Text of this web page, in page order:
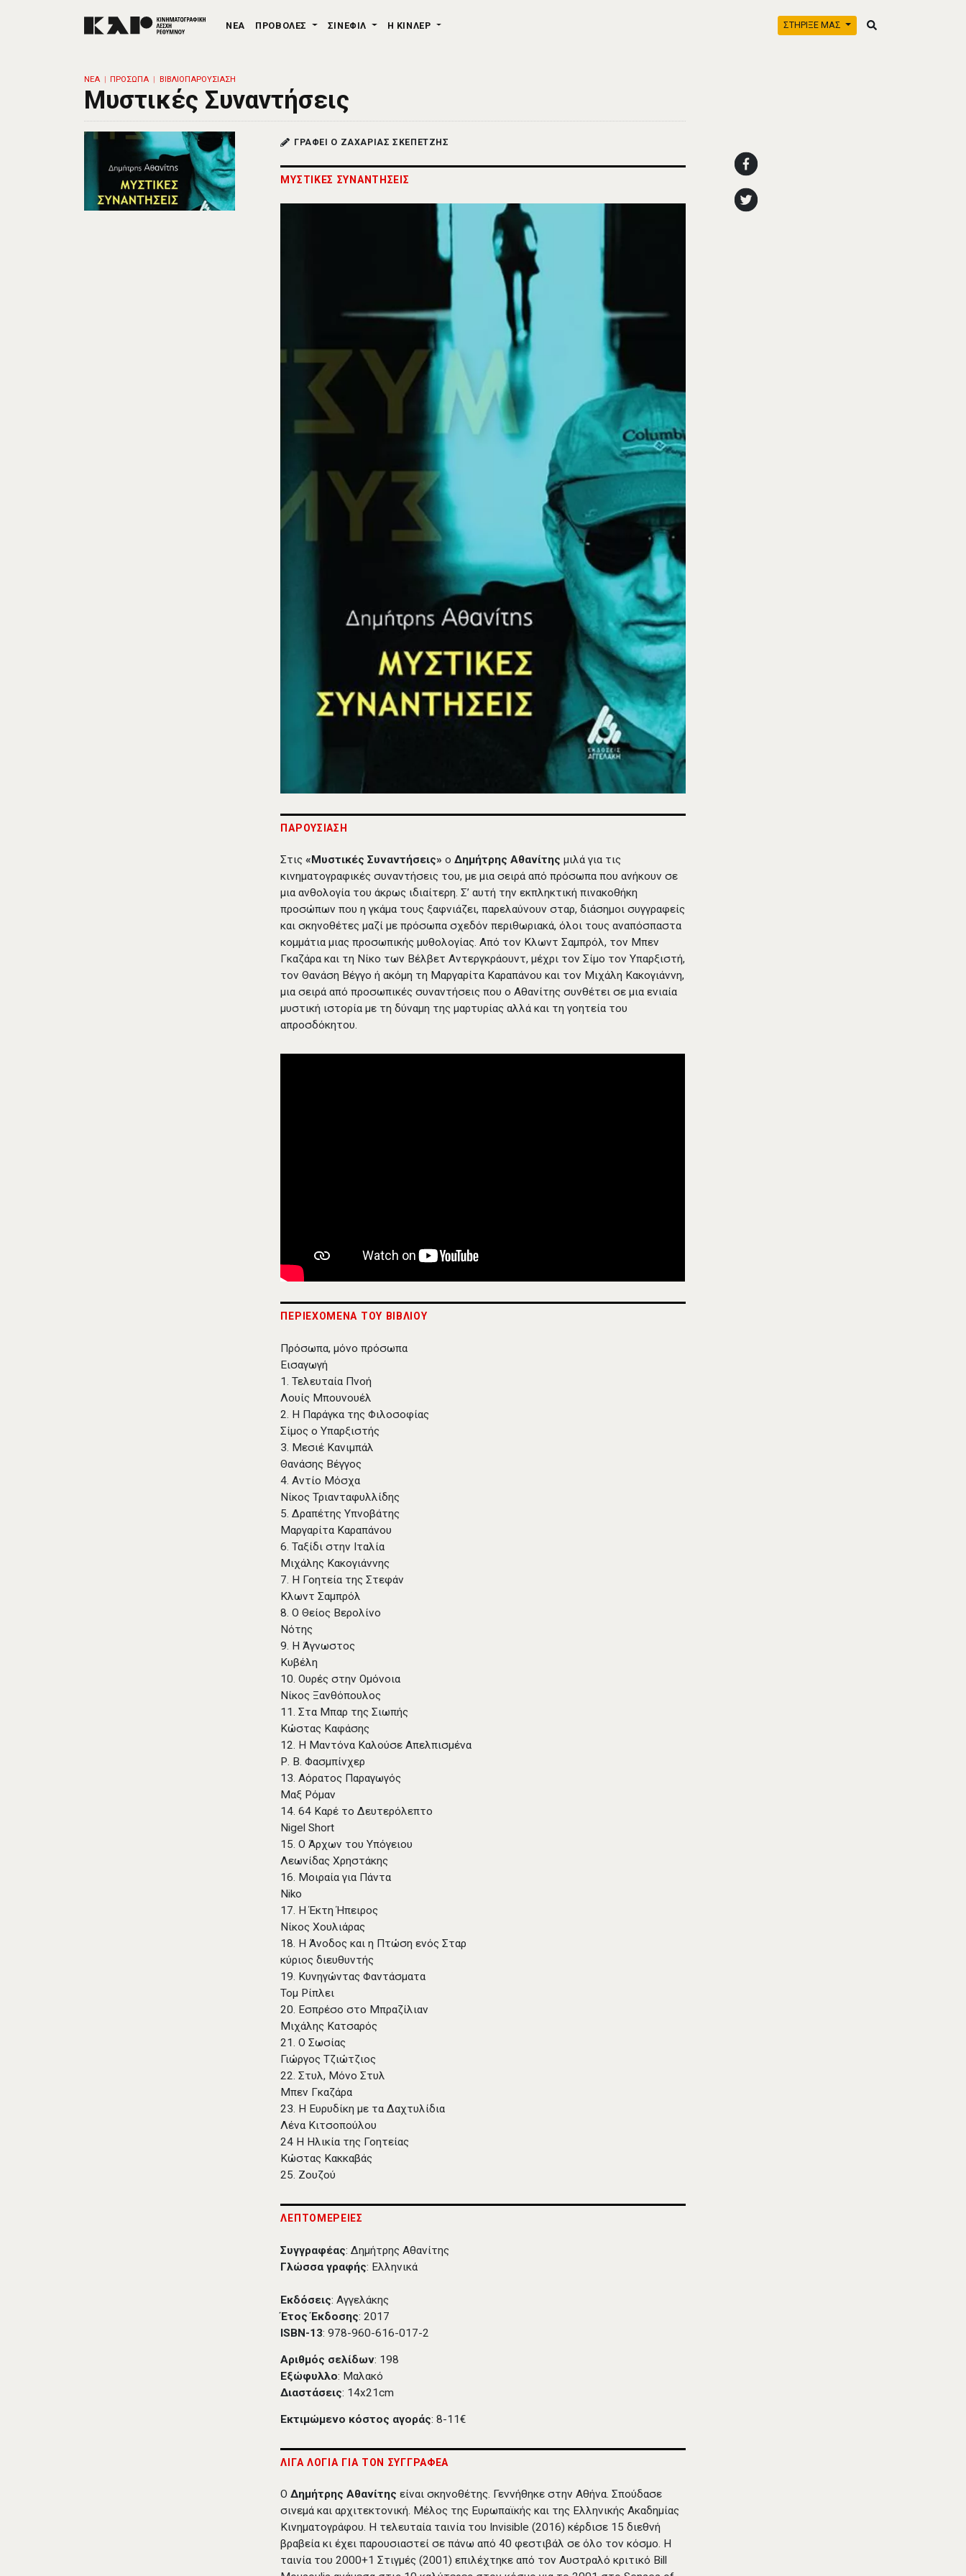
ΝΕΑ ΠΡΟΒΟΛΕΣ ΣΙΝΕΦΙΛ Η ΚΙΝΛΕΡ ΣΤΗΡΙΞΕ ΜΑΣ
ΝΕΑ ΠΡΟΣΩΠΑ ΒΙΒΛΙΟΠΑΡΟΥΣΙΑΣΗ
Μυστικές Συναντήσεις
ΓΡΑΦΕΙ Ο ΖΑΧΑΡΙΑΣ ΣΚΕΠΕΤΖΗΣ
ΜΥΣΤΙΚΕΣ ΣΥΝΑΝΤΗΣΕΙΣ
ΠΑΡΟΥΣΙΑΣΗ
Στις«Μυστικές Συναντήσεις»οΔημήτρης Αθανίτης μιλά για τις
κινηματογραφικές συναντήσεις του, με μια σειρά από πρόσωπα που ανήκουν σε
μια ανθολογία του άκρως ιδιαίτερη. Σ’ αυτή την εκπληκτική πινακοθήκη
προσώπων που η γκάμα τους ξαφνιάζει, παρελαύνουν σταρ, διάσημοι συγγραφείς
και σκηνοθέτες μαζί με πρόσωπα σχεδόν περιθωριακά, όλοι τους αναπόσπαστα
κομμάτια μιας προσωπικής μυθολογίας. Από τον Κλωντ Σαμπρόλ, τον Μπεν
Γκαζάρα και τη Νίκο των Βέλβετ Αντεργκράουντ, μέχρι τον Σίμο τον Υπαρξιστή,
τον Θανάση Βέγγο ή ακόμη τη Μαργαρίτα Καραπάνου και τον Μιχάλη Κακογιάννη,
μια σειρά από προσωπικές συναντήσεις που ο Αθανίτης συνθέτει σε μια ενιαία
μυστική ιστορία με τη δύναμη της μαρτυρίας αλλά και τη γοητεία του
απροσδόκητου.
ΠΕΡΙΕΧΟΜΕΝΑ ΤΟΥ ΒΙΒΛΙΟΥ
Πρόσωπα, μόνο πρόσωπα
Εισαγωγή
1. Τελευταία Πνοή
Λουίς Μπουνουέλ
2. Η Παράγκα της Φιλοσοφίας
Σίμος ο Υπαρξιστής
3. Μεσιέ Κανιμπάλ
Θανάσης Βέγγος
4. Αντίο Μόσχα
Νίκος Τριανταφυλλίδης
5. Δραπέτης Υπνοβάτης
Μαργαρίτα Καραπάνου
6. Ταξίδι στην Ιταλία
Μιχάλης Κακογιάννης
7. Η Γοητεία της Στεφάν
Κλωντ Σαμπρόλ
8. Ο Θείος Βερολίνο
Νότης
9. Η Άγνωστος
Κυβέλη
10. Ουρές στην Ομόνοια
Νίκος Ξανθόπουλος
11. Στα Μπαρ της Σιωπής
Κώστας Καφάσης
12. Η Μαντόνα Καλούσε Απελπισμένα
Ρ. Β. Φασμπίνχερ
13. Αόρατος Παραγωγός
Μαξ Ρόμαν
14. 64 Καρέ το Δευτερόλεπτο
Nigel Short
15. Ο Άρχων του Υπόγειου
Λεωνίδας Χρηστάκης
16. Μοιραία για Πάντα
Niko
17. Η Έκτη Ήπειρος
Νίκος Χουλιάρας
18. Η Άνοδος και η Πτώση ενός Σταρ
κύριος διευθυντής
19. Κυνηγώντας Φαντάσματα
Τομ Ρίπλει
20. Εσπρέσο στο Μπραζίλιαν
Μιχάλης Κατσαρός
21. Ο Σωσίας
Γιώργος Τζιώτζιος
22. Στυλ, Μόνο Στυλ
Μπεν Γκαζάρα
23. Η Ευρυδίκη με τα Δαχτυλίδια
Λένα Κιτσοπούλου
24 Η Ηλικία της Γοητείας
Κώστας Κακκαβάς
25. Ζουζού
ΛΕΠΤΟΜΕΡΕΙΕΣ
Συγγραφέας: Δημήτρης Αθανίτης
Γλώσσα γραφής: Ελληνικά
Εκδόσεις: Αγγελάκης
Έτος Έκδοσης: 2017
ISBN-13: 978-960-616-017-2
Αριθμός σελίδων: 198
Εξώφυλλο: Μαλακό
Διαστάσεις: 14x21cm
Εκτιμώμενο κόστος αγοράς: 8-11€
ΛΙΓΑ ΛΟΓΙΑ ΓΙΑ ΤΟΝ ΣΥΓΓΡΑΦΕΑ
ΟΔημήτρης Αθανίτης είναι σκηνοθέτης. Γεννήθηκε στην Αθήνα. Σπούδασε
σινεμά και αρχιτεκτονική. Μέλος της Ευρωπαϊκής και της Ελληνικής Ακαδημίας
Κινηματογράφου. Η τελευταία ταινία του Invisible (2016) κέρδισε 15 διεθνή
βραβεία κι έχει παρουσιαστεί σε πάνω από 40 φεστιβάλ σε όλο τον κόσμο. Η
ταινία του 2000+1 Στιγμές (2001) επιλέχτηκε από τον Αυστραλό κριτικό Bill